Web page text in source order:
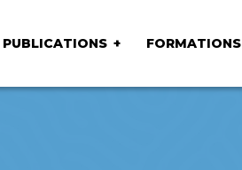
PUBLICATIONS FORMATIONS